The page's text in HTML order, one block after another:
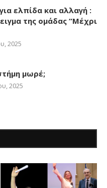
ελπίδα και αλλαγή :
της ομάδας “Μέχρι
2025
μωρέ;
2025